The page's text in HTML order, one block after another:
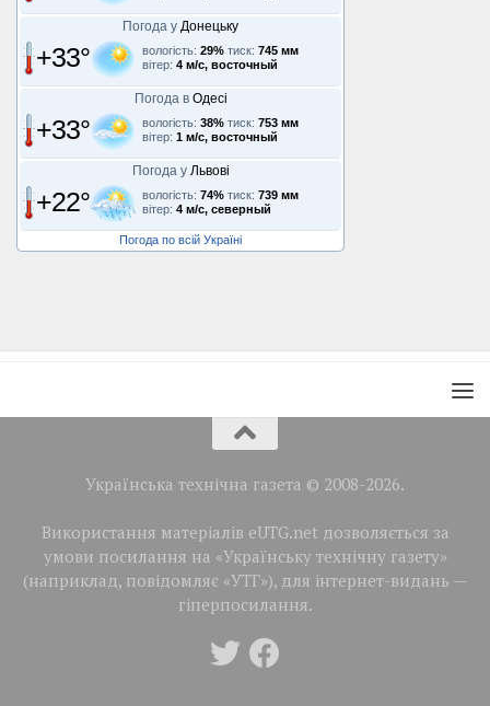
Погода у Донецьку
+33° вологість: 29% тиск: 745 мм
вітер: 4 м/с, восточный
Погода в Одесі
+33° вологість: 38% тиск: 753 мм
вітер: 1 м/с, восточный
Погода у Львові
+22° вологість: 74% тиск: 739 мм
вітер: 4 м/с, северный
Погода по всій Україні
Українська технічна газета © 2008-2026.
Використання матеріалів eUTG.net дозволяється за
умови посилання на «Українську технічну газету»
(наприклад, повідомляє «УТГ»), для інтернет-видань —
гіперпосилання.